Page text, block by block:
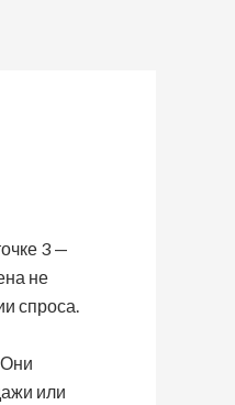
3 —
не
спроса.
или